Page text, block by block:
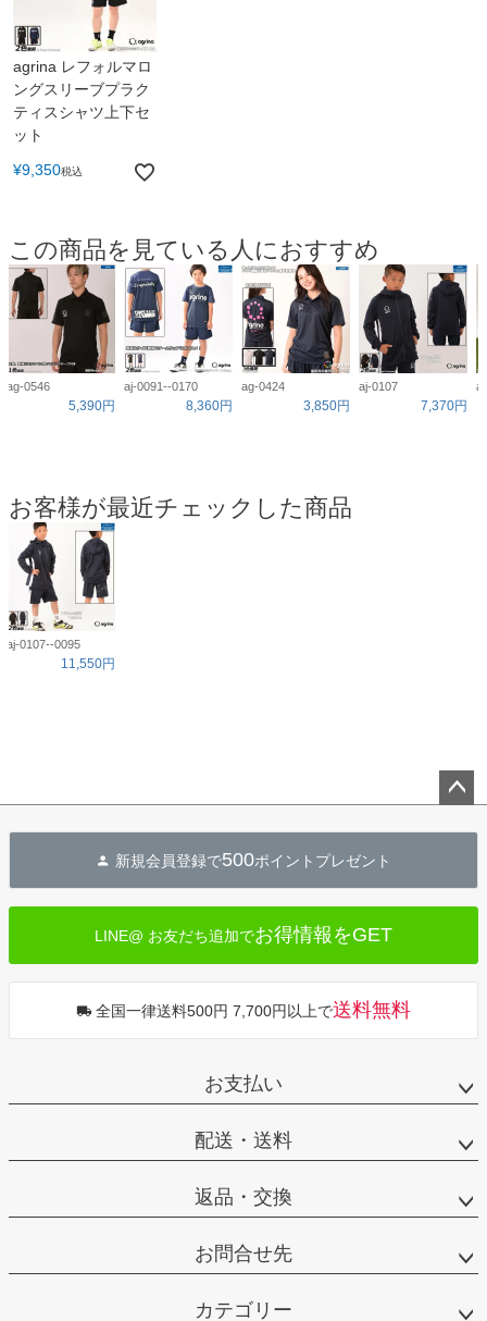
agrina レフォルマロ
ングスリーブプラク
ティスシャツ上下セ
ット
¥9,350税込
この商品を見ている人におすすめ
ag-0546
5,390円
aj-0091--0170
8,360円
ag-0424
3,850円
aj-0107
7,370円
お客様が最近チェックした商品
aj-0107--0095
11,550円
へ
新規会員登録で500ポイントプレゼント
LINE@ お友だち追加でお得情報をGET
全国一律送料500円 7,700円以上で送料無料
お支払い
配送・送料
返品・交換
お問合せ先
カテゴリー